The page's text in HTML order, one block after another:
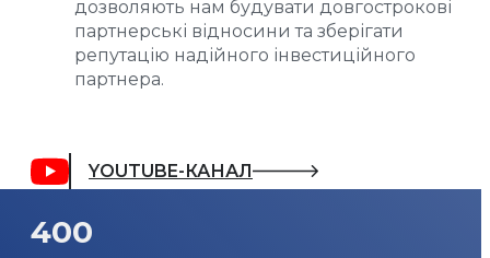
дозволяють нам будувати довгострокові
партнерські відносини та зберігати
репутацію надійного інвестиційного
партнера.
YOUTUBE-КАНАЛ
400